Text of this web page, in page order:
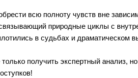
всю полноту чувств вне
природные циклы с
в судьбах и драматическом
получить экспертный анализ,